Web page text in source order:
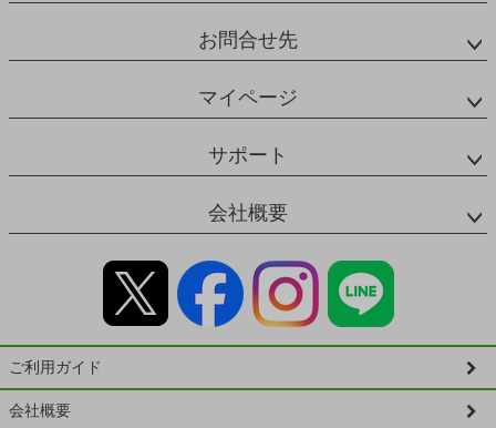
お問合せ先
マイページ
サポート
会社概要
ご利用ガイド
会社概要